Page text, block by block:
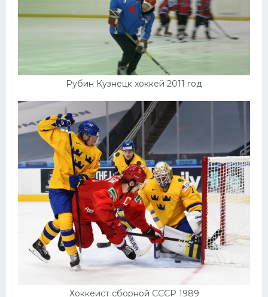
Рубин Кузнецк хоккей 2011 год
Хоккеист сборной СССР 1989